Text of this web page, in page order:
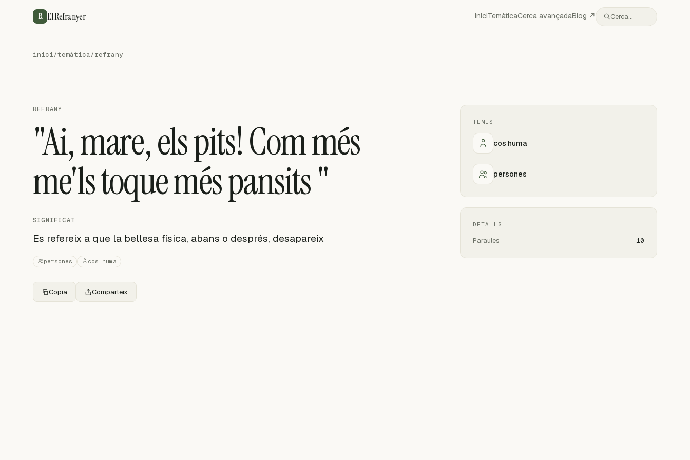
R El Refranyer IniciTemàticaCerca avançadaBlog ↗ Cerca…
inici/temàtica/refrany
REFRANY
"Ai, mare, els pits! Com més
me'ls toque més pansits "
SIGNIFICAT
Es refereix a que la bellesa física, abans o després, desapareix
persones cos huma
Copia Comparteix
TEMES
cos huma
persones
DETALLS
Paraules 10